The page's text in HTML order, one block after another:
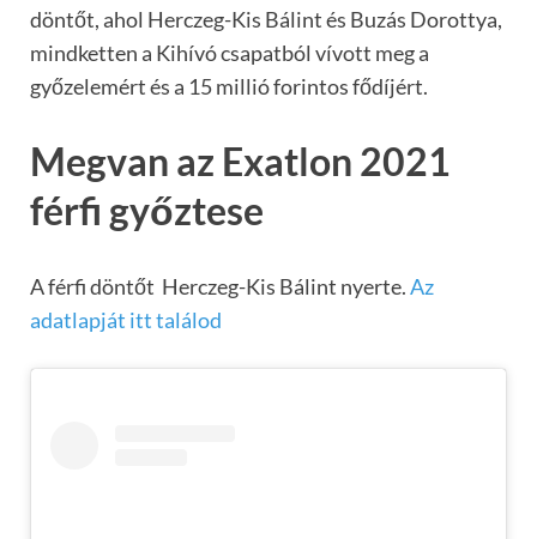
döntőt, ahol Herczeg-Kis Bálint és Buzás Dorottya,
mindketten a Kihívó csapatból vívott meg a
győzelemért és a 15 millió forintos fődíjért.
Megvan az Exatlon 2021
férfi győztese
A férfi döntőt Herczeg-Kis Bálint nyerte.Az
adatlapját itt találod